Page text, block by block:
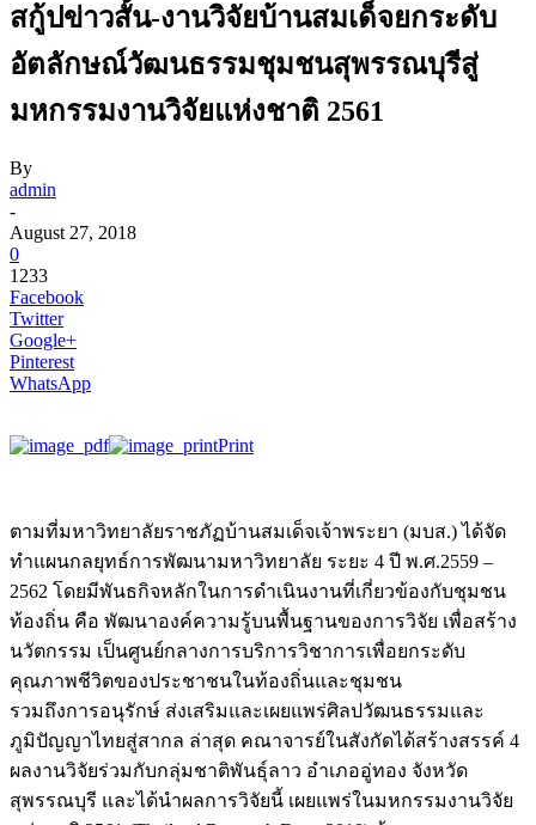
สกู้ปข่าวสั้น-งานวิจัยบ้านสมเด็จยกระดับ
อัตลักษณ์วัฒนธรรมชุมชนสุพรรณบุรีสู่
มหกรรมงานวิจัยแห่งชาติ 2561
By
admin
-
August 27, 2018
0
1233
Facebook
Twitter
Google+
Pinterest
WhatsApp
Print
ตามที่มหาวิทยาลัยราชภัฏบ้านสมเด็จเจ้าพระยา (มบส.) ได้จัด
ทำแผนกลยุทธ์การพัฒนามหาวิทยาลัย ระยะ 4 ปี พ.ศ.2559 –
2562 โดยมีพันธกิจหลักในการดำเนินงานที่เกี่ยวข้องกับชุมชน
ท้องถิ่น คือ พัฒนาองค์ความรู้บนพื้นฐานของการวิจัย เพื่อสร้าง
นวัตกรรม เป็นศูนย์กลางการบริการวิชาการเพื่อยกระดับ
คุณภาพชีวิตของประชาชนในท้องถิ่นและชุมชน
รวมถึงการอนุรักษ์ ส่งเสริมและเผยแพร่ศิลปวัฒนธรรมและ
ภูมิปัญญาไทยสู่สากล ล่าสุด คณาจารย์ในสังกัดได้สร้างสรรค์ 4
ผลงานวิจัยร่วมกับกลุ่มชาติพันธุ์ลาว อำเภออู่ทอง จังหวัด
สุพรรณบุรี และได้นำผลการวิจัยนี้ เผยแพร่ในมหกรรมงานวิจัย